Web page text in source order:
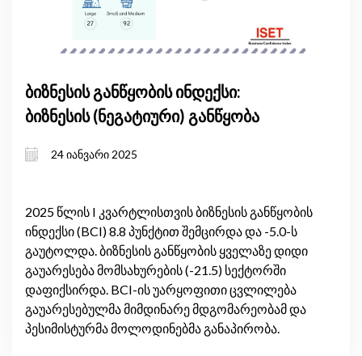
ბიზნესის განწყობის ინდექსი:
ბიზნესის (ნეგატიური) განწყობა
24 იანვარი 2025
2025 წლის I კვარტლისთვის ბიზნესის განწყობის
ინდექსი (BCI) 8.8 პუნქტით შემცირდა და -5.0-ს
გაუტოლდა. ბიზნესის განწყობის ყველაზე დიდი
გაუარესება მომსახურების (-21.5) სექტორში
დაფიქსირდა. BCI-ის უარყოფითი ცვლილება
გაუარესებულმა მიმდინარე მდგომარეობამ და
პესიმისტურმა მოლოდინებმა განაპირობა.